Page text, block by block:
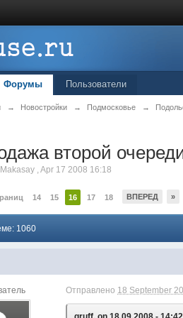
Форумы Пользователи
→ Новостройки → Подмосковье →
второй
Makasay ,Apr 17 2008 16:18
14 15 16 17 18 ВПЕРЕД »
1060
Отправлено 18 September